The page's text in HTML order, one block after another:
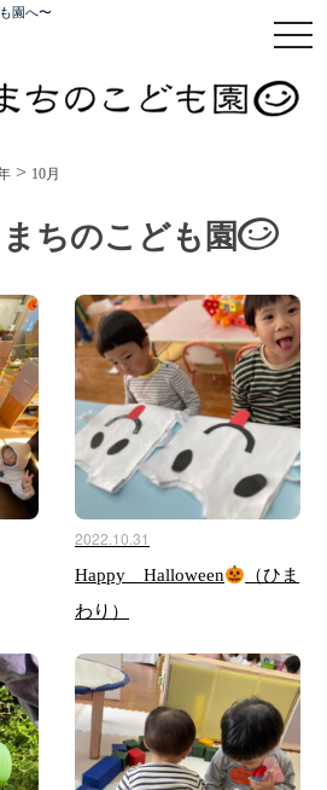
園へ〜
> 10月
ちのこども園
2022.10.31
Happy Halloween
（ひま
わり）